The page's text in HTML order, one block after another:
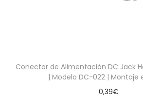
Conector de Alimentación DC Jack
| Modelo DC-022 | Montaje
0,39€